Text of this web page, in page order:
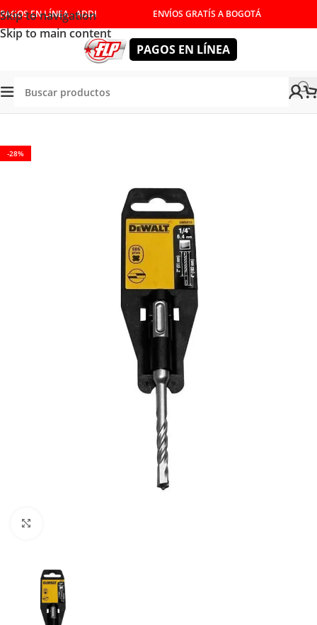
Skip to navigation
Skip to main content
PAGOS EN LÍNEA - ADDI ENVÍOS GRATÍS A BOGOTÁ
PAGOS EN LÍNEA
Tienda/HERRAMIENTAS MANUALES CORTE Y DESBASTE
-28%